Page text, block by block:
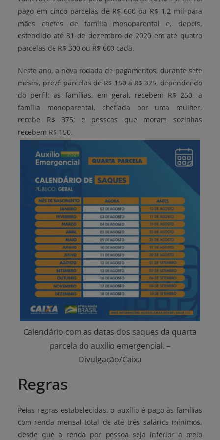
pago em cinco parcelas de R$ 600 ou R$ 1,2 mil para
mães chefes de família monoparental e, depois,
estendido até 31 de dezembro de 2020 em até quatro
parcelas de R$ 300 ou R$ 600 cada.
Neste ano, a nova rodada de pagamentos, durante sete
meses, prevê parcelas de R$ 150 a R$ 375, dependendo
do perfil: as famílias, em geral, recebem R$ 250; a
família monoparental, chefiada por uma mulher,
recebe R$ 375; e pessoas que moram sozinhas
recebem R$ 150.
Calendário com as datas dos saques da quarta
parcela do auxílio emergencial. –
Divulgação/Caixa
Regras
Pelas regras estabelecidas, o auxílio é pago às famílias
com renda mensal total de até três salários mínimos,
desde que a renda por pessoa seja inferior a meio